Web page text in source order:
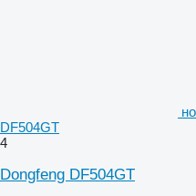
DF504GT
4
Dongfeng DF504GT